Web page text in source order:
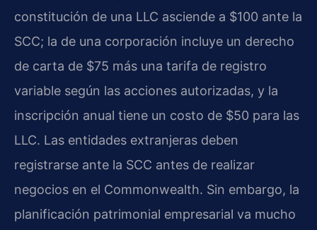
constitución de una LLC asciende a $100 ante la
SCC; la de una corporación incluye un derecho
de carta de $75 más una tarifa de registro
variable según las acciones autorizadas, y la
inscripción anual tiene un costo de $50 para las
LLC. Las entidades extranjeras deben
registrarse ante la SCC antes de realizar
negocios en el Commonwealth. Sin embargo, la
planificación patrimonial empresarial va mucho